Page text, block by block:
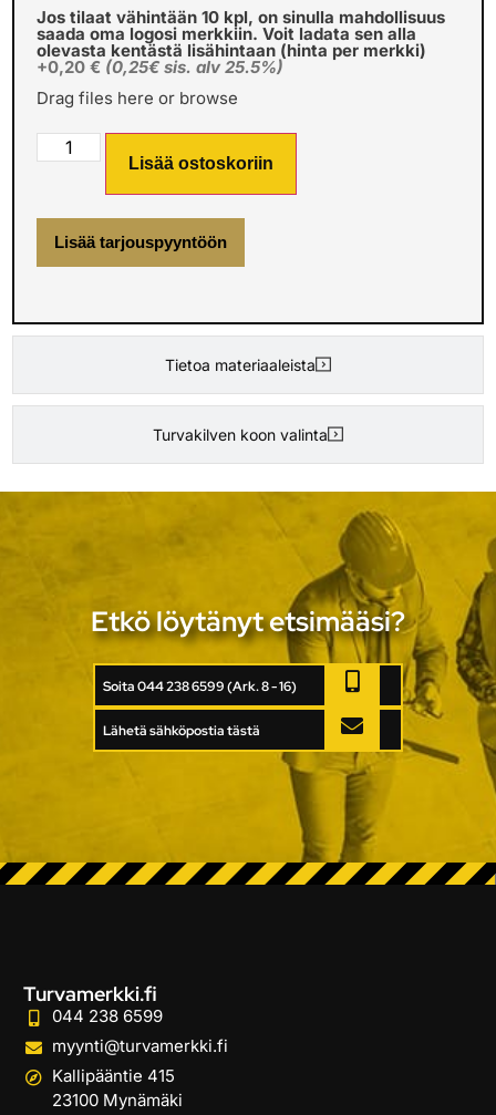
Tietoa materiaaleista
Turvakilven koon valinta
Jos tilaat vähintään 10 kpl, on sinulla mahdollisuus
saada oma logosi merkkiin. Voit ladata sen alla
olevasta kentästä lisähintaan (hinta per merkki)
+0,20 € (0,25€ sis. alv 25.5%)
Drag files here or browse
Lisää ostoskoriin
Lisää tarjouspyyntöön
Etkö löytänyt etsimääsi?
Soita 044 238 6599 (Ark. 8 - 16)
Lähetä sähköpostia tästä
Turvamerkki.fi
044 238 6599
myynti@turvamerkki.fi
Kallipääntie 415
23100 Mynämäki